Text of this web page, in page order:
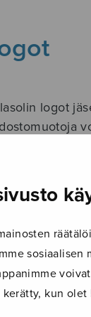
kun
logot
logo
jäsen -